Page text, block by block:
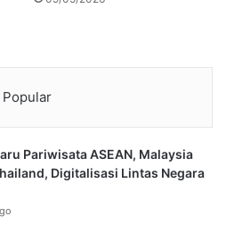
Popular
Pariwisata ASEAN, Malaysia
Digitalisasi Lintas Negara